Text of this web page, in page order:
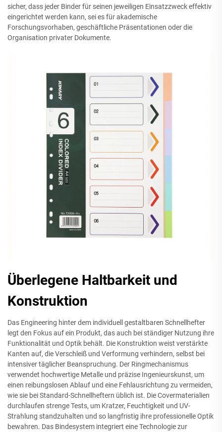
sicher, dass jeder Binder für seinen jeweiligen Einsatzzweck effektiv
eingerichtet werden kann, sei es für akademische
Forschungsvorhaben, geschäftliche Präsentationen oder die
Organisation privater Dokumente.
Überlegene Haltbarkeit und
Konstruktion
Das Engineering hinter dem individuell gestaltbaren Schnellhefter
legt den Fokus auf ein Produkt, das auch bei ständiger Nutzung ihre
Funktionalität und Optik behält. Die Konstruktion weist verstärkte
Kanten auf, die Verschleiß und Verformung verhindern, selbst bei
intensiver täglicher Beanspruchung. Der Ringmechanismus
verwendet hochwertige Metalle und präzise Ingenieurskunst, um
einen reibungslosen Ablauf und eine Fehlausrichtung zu vermeiden,
wie sie bei Standard-Schnellheftern üblich ist. Die Covermaterialien
durchlaufen strenge Tests, um Kratzer, Feuchtigkeit und UV-
Strahlung standzuhalten und so langfristig ihre professionelle Optik
bewahren. Das Bindesystem integriert eine Technologie zur